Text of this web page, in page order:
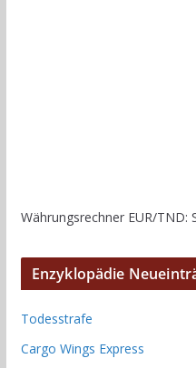
Währungsrechner EUR/TND:
Enzyklopädie
Todesstrafe
Cargo Wings Express